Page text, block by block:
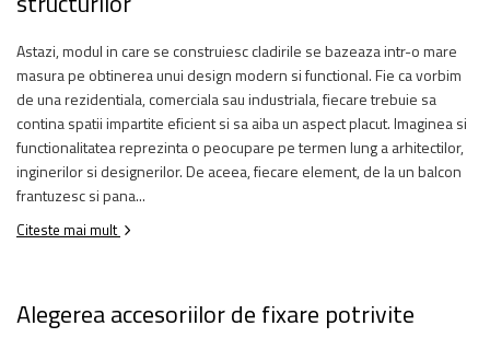
Astazi, modul in care se construiesc cladirile se bazeaza intr-o mare
masura pe obtinerea unui design modern si functional. Fie ca vorbim
de una rezidentiala, comerciala sau industriala, fiecare trebuie sa
contina spatii impartite eficient si sa aiba un aspect placut. Imaginea si
functionalitatea reprezinta o peocupare pe termen lung a arhitectilor,
inginerilor si designerilor. De aceea, fiecare element, de la un balcon
frantuzesc si pana...
Citeste mai mult
Alegerea accesoriilor de fixare potrivite